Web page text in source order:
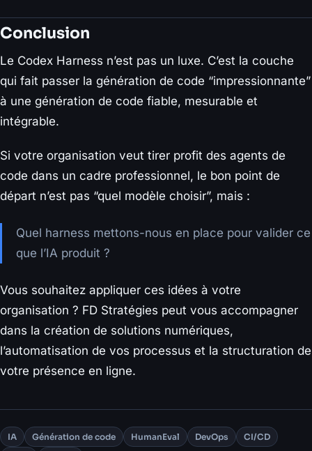
Conclusion
Le Codex Harness n’est pas un luxe. C’est la couche
qui fait passer la génération de code “impressionnante”
à une génération de code fiable, mesurable et
intégrable.
Si votre organisation veut tirer profit des agents de
code dans un cadre professionnel, le bon point de
départ n’est pas “quel modèle choisir”, mais :
Quel harness mettons-nous en place pour valider ce
que l’IA produit ?
Vous souhaitez appliquer ces idées à votre
organisation ? FD Stratégies peut vous accompagner
dans la création de solutions numériques,
l’automatisation de vos processus et la structuration de
votre présence en ligne.
IA Génération de code HumanEval DevOps
CI/CD